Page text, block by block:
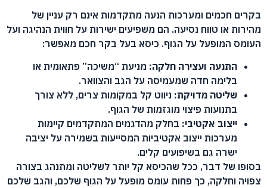
בקרים חכמים ומערכות הנעה מתקדמות אינם רק עניין של
מהירות או טווח נסיעה. הם משפיעים ישירות על חווית הנהיגה ועל
העומס המופעל על הגוף. כיסא בעל בקר חכם מאפשר:
התנעה ועצירה חלקה: מניעת “משיכה” פתאומית או
בלימה חדה שמעמיסה על הגב והצוואר.
שליטה מדויקת: ניווט קל במקומות צרים, ללא צורך
בתנועות פיצוי מוגזמות של הגוף.
ייצוב אקטיבי: בחלק מהדגמים המתקדמים קיימות
מערכות ייצוב אקטיביות המסייעות בשמירה על יציבה
ישרה גם בשיפועים קלים.
בסופו של דבר, ככל שהכיסא קל יותר לשליטה ומתנהג בצורה
צפויה וחלקה, כך פחות עומס מופעל על הגוף שלכם, והגב שלכם